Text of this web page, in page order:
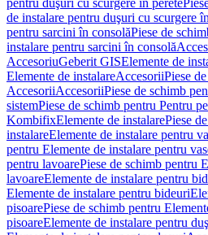
pentru duşuri cu scurgere în perete
de instalare pentru duşuri cu scurgere
pentru sarcini în consolăPiese de
instalare pentru sarcini în consolă
AccesoriuGeberit GISElemente de
Elemente de instalareAccesoriiPiese
AccesoriiAccesoriiPiese de schimb
sistemPiese de schimb pentru Pentru
KombifixElemente de instalarePiese
instalareElemente de instalare pentru
pentru Elemente de instalare pentru
pentru lavoarePiese de schimb pentru
lavoareElemente de instalare pentru
Elemente de instalare pentru bideuri
pisoarePiese de schimb pentru
pisoareElemente de instalare pentru